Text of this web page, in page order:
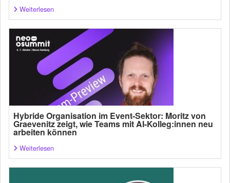
Weiterlesen
Hybride Organisation im Event-Sektor: Moritz von
Graevenitz zeigt, wie Teams mit AI-Kolleg:innen neu
arbeiten können
Weiterlesen